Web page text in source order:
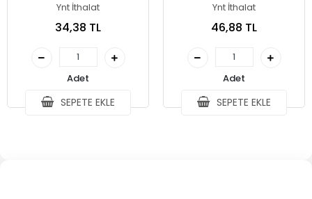
Ynt İthalat
34,38 TL
Adet
SEPETE EKLE
Ynt İthalat
46,88 TL
Adet
SEPETE EKLE